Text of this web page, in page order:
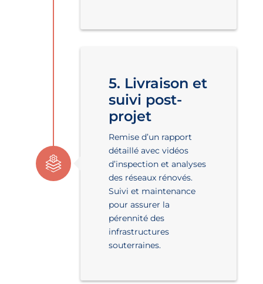
5. Livraison et
suivi post-
projet
Remise d’un rapport
détaillé avec vidéos
d’inspection et analyses
des réseaux rénovés.
Suivi et maintenance
pour assurer la
pérennité des
infrastructures
souterraines.